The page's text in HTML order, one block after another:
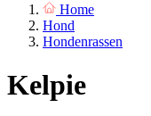
Home
Hond
Hondenrassen
Kelpie